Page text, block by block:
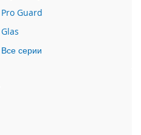
Pro Guard
Glas
Все серии